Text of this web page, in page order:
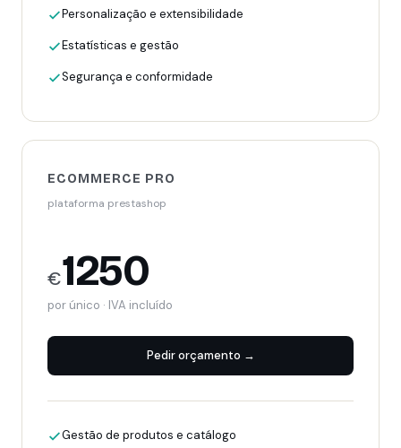
Personalização e extensibilidade
Estatísticas e gestão
Segurança e conformidade
ECOMMERCE PRO
plataforma prestashop
€1250
por único · IVA incluído
Pedir orçamento →
Gestão de produtos e catálogo